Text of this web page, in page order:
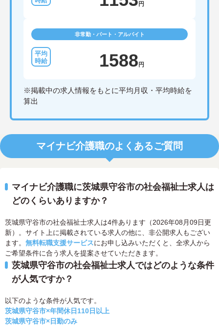
円
非常勤・パート・アルバイト
1588 円
※掲載中の求人情報をもとに平均月収・平均時給を
算出
マイナビ介護職のよくあるご質問
マイナビ介護職に茨城県守谷市の社会福祉士求人は
どのくらいありますか？
茨城県守谷市の社会福祉士求人は4件あります（2026年08月09日更
新）。サイト上に掲載されている求人の他に、非公開求人もござい
ます。 無料転職支援サービスにお申し込みいただくと、全求人から
ご希望条件に合う求人を提案させていただきます。
茨城県守谷市の社会福祉士求人ではどのような条件
が人気ですか？
以下のような条件が人気です。
茨城県守谷市×年間休日110日以上
茨城県守谷市×日勤のみ